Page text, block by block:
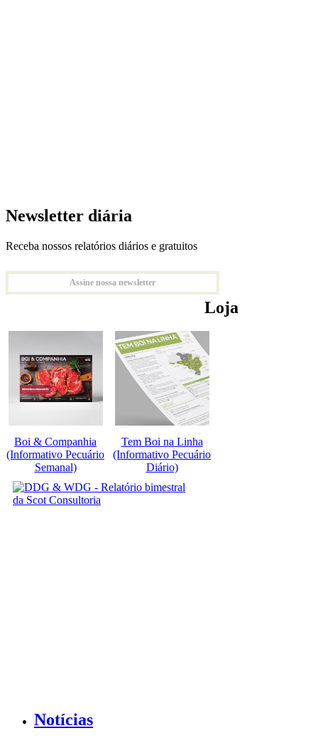
Newsletter diária
Receba nossos relatórios diários e gratuitos
Assine nossa newsletter
Loja
Boi & Companhia
(Informativo Pecuário
Semanal)
Tem Boi na Linha
(Informativo Pecuário
Diário)
Notícias